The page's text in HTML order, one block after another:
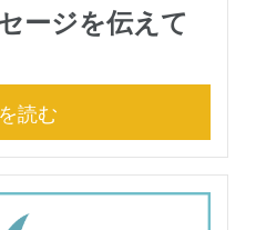
ージを伝えて
読む